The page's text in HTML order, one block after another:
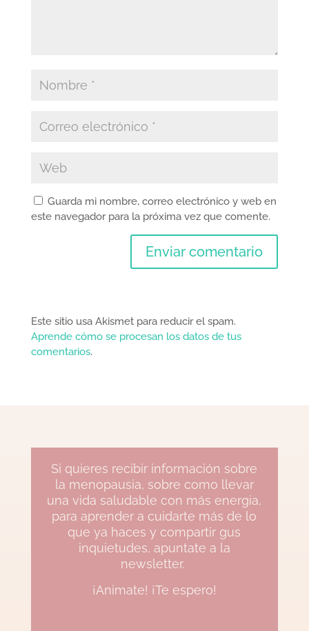
Guarda mi nombre, correo electrónico y web en
este navegador para la próxima vez que comente.
Este sitio usa Akismet para reducir el spam.
Aprende cómo se procesan los datos de tus
comentarios.
Si quieres recibir información sobre
la menopausia, sobre como llevar
una vida saludable con más energia,
para aprender a cuidarte más de lo
que ya haces y compartir gus
inquietudes, apuntate a la
newsletter.
¡Animate! ¡Te espero!